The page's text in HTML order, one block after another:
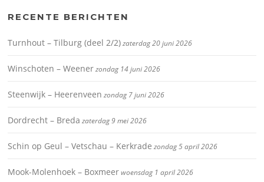
RECENTE BERICHTEN
Turnhout – Tilburg (deel 2/2)zaterdag 20 juni 2026
Winschoten – Weenerzondag 14 juni 2026
Steenwijk – Heerenveen zondag 7 juni 2026
Dordrecht – Breda zaterdag 9 mei 2026
Schin op Geul – Vetschau – Kerkrade zondag 5 april 2026
Mook-Molenhoek – Boxmeerwoensdag 1 april 2026